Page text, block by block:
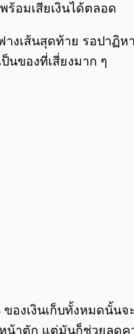
ร้อมเสียเงินได้ตลอด
างเส้นสุดท้าย รอปา
นของที่เสี่ยงมาก ๆ
งเงินเก็บทั้งหมดนั้น
น้าตัก แต่มันก็ช่วยลดค